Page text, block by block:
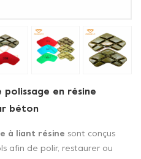
en résine
béton
à liant résine sont conçus
afin de polir, restaurer ou